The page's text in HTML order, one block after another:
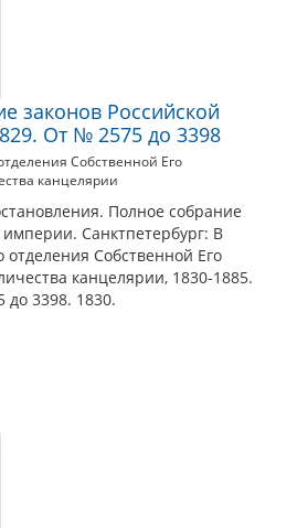
законов Российской
От № 2575 до 3398
Собственной Его
канцелярии
Полное собрание
империи. Санктпетербург: В
отделения Собственной Его
канцелярии, 1830-1885.
3398. 1830.